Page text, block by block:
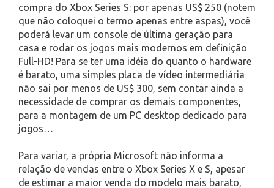
compra do Xbox Series S: por apenas US$ 250 (notem
que não coloquei o termo apenas entre aspas), você
poderá levar um console de última geração para
casa e rodar os jogos mais modernos em definição
Full-HD! Para se ter uma idéia do quanto o hardware
é barato, uma simples placa de vídeo intermediária
não sai por menos de US$ 300, sem contar ainda a
necessidade de comprar os demais componentes,
para a montagem de um PC desktop dedicado para
jogos…
Para variar, a própria Microsoft não informa a
relação de vendas entre o Xbox Series X e S, apesar
de estimar a maior venda do modelo mais barato,